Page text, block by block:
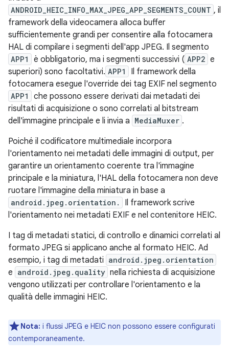
ANDROID_HEIC_INFO_MAX_JPEG_APP_SEGMENTS_COUNT , il
framework della videocamera alloca buffer
sufficientemente grandi per consentire alla fotocamera
HAL di compilare i segmenti dell'app JPEG. Il segmento
APP1 è obbligatorio, ma i segmenti successivi ( APP2 e
superiori) sono facoltativi. APP1
Il framework della
fotocamera esegue l'override dei tag EXIF nel segmento
APP1
che possono essere derivati dai metadati dei
risultati di acquisizione o sono correlati al bitstream
dell'immagine principale e li invia a MediaMuxer .
Poiché il codificatore multimediale incorpora
l'orientamento nei metadati delle immagini di output, per
garantire un orientamento coerente tra l'immagine
principale e la miniatura, l'HAL della fotocamera non deve
ruotare l'immagine della miniatura in base a
android.jpeg.orientation.
Il framework scrive
l'orientamento nei metadati EXIF e nel contenitore HEIC.
I tag di metadati statici, di controllo e dinamici correlati al
formato JPEG si applicano anche al formato HEIC. Ad
esempio, i tag di metadati android.jpeg.orientation
e android.jpeg.quality nella richiesta di acquisizione
vengono utilizzati per controllare l'orientamento e la
qualità delle immagini HEIC.
Nota: i flussi JPEG e HEIC non possono essere configurati
contemporaneamente.